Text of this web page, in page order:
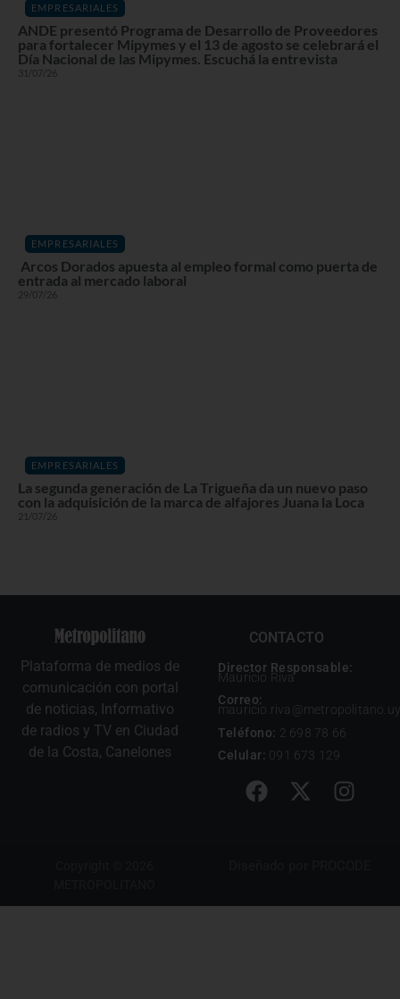
EMPRESARIALES
ANDE presentó Programa de Desarrollo de Proveedores
para fortalecer Mipymes y el 13 de agosto se celebrará el
Día Nacional de las Mipymes. Escuchá la entrevista
31/07/26
EMPRESARIALES
Arcos Dorados apuesta al empleo formal como puerta de
entrada al mercado laboral
29/07/26
EMPRESARIALES
La segunda generación de La Trigueña da un nuevo paso
con la adquisición de la marca de alfajores Juana la Loca
21/07/26
Plataforma de medios de
comunicación con portal
de noticias, Informativo
de radios y TV en Ciudad
de la Costa, Canelones
CONTACTO
Director Responsable:
Mauricio Riva
Correo:
mauricio.riva@metropolitano.uy
Teléfono: 2 698 78 66
Celular: 091 673 129